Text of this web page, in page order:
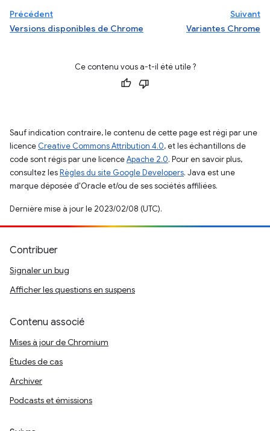
Précédent
Versions disponibles de Chrome
Suivant
Variantes Chrome
Ce contenu vous a-t-il été utile ?
Sauf indication contraire, le contenu de cette page est régi par une
licence Creative Commons Attribution 4.0, et les échantillons de
code sont régis par une licenceApache 2.0. Pour en savoir plus,
consultez lesRègles du site Google Developers. Java est une
marque déposée d'Oracle et/ou de ses sociétés affiliées.
Dernière mise à jour le 2023/02/08 (UTC).
Contribuer
Signaler un bug
Afficher les questions en suspens
Contenu associé
Mises à jour de Chromium
Études de cas
Archiver
Podcasts et émissions